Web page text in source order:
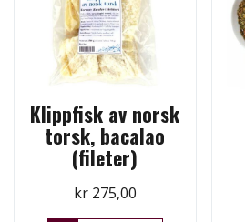
Klippfisk av norsk
torsk, bacalao
(fileter)
kr275,00